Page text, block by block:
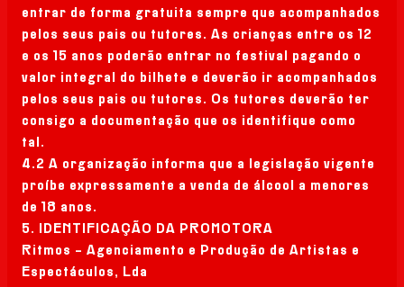
entrar de forma gratuita sempre que acompanhados
pelos seus pais ou tutores. As crianças entre os 12
e os 15 anos poderão entrar no festival pagando o
valor integral do bilhete e deverão ir acompanhados
pelos seus pais ou tutores. Os tutores deverão ter
consigo a documentação que os identifique como
tal.
4.2 A organização informa que a legislação vigente
proíbe expressamente a venda de álcool a menores
de 18 anos.
5. IDENTIFICAÇÃO DA PROMOTORA
Ritmos - Agenciamento e Produção de Artistas e
Espectáculos, Lda